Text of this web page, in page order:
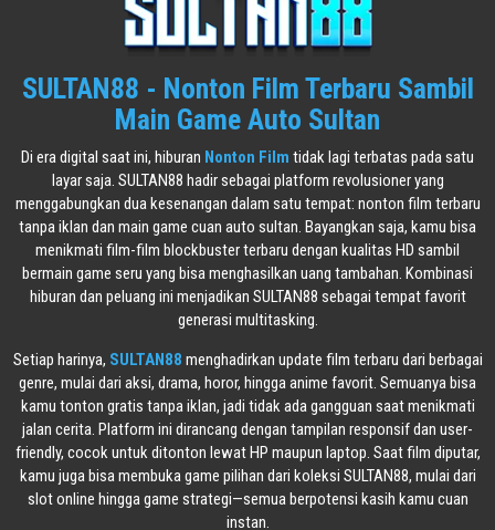
SULTAN88 - Nonton Film Terbaru Sambil
Main Game Auto Sultan
Di era digital saat ini, hiburan Nonton Film tidak lagi terbatas pada satu
layar saja. SULTAN88 hadir sebagai platform revolusioner yang
menggabungkan dua kesenangan dalam satu tempat: nonton film terbaru
tanpa iklan dan main game cuan auto sultan. Bayangkan saja, kamu bisa
menikmati film-film blockbuster terbaru dengan kualitas HD sambil
bermain game seru yang bisa menghasilkan uang tambahan. Kombinasi
hiburan dan peluang ini menjadikan SULTAN88 sebagai tempat favorit
generasi multitasking.
Setiap harinya, SULTAN88 menghadirkan update film terbaru dari berbagai
genre, mulai dari aksi, drama, horor, hingga anime favorit. Semuanya bisa
kamu tonton gratis tanpa iklan, jadi tidak ada gangguan saat menikmati
jalan cerita. Platform ini dirancang dengan tampilan responsif dan user-
friendly, cocok untuk ditonton lewat HP maupun laptop. Saat film diputar,
kamu juga bisa membuka game pilihan dari koleksi SULTAN88, mulai dari
slot online hingga game strategi—semua berpotensi kasih kamu cuan
instan.